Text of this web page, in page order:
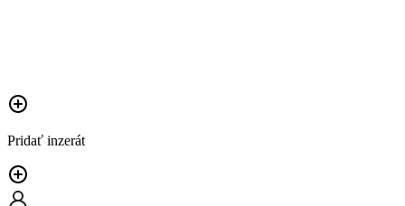
Pridať inzerát